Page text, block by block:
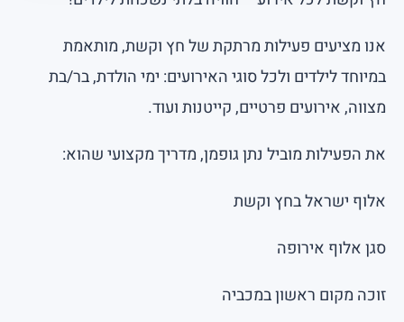
אנו מציעים פעילות מרתקת של חץ וקשת, מותאמת
במיוחד לילדים ולכל סוגי האירועים: ימי הולדת, בר/בת
מצווה, אירועים פרטיים, קייטנות ועוד.
את הפעילות מוביל נתן גופמן, מדריך מקצועי שהוא:
אלוף ישראל בחץ וקשת
סגן אלוף אירופה
זוכה מקום ראשון במכביה